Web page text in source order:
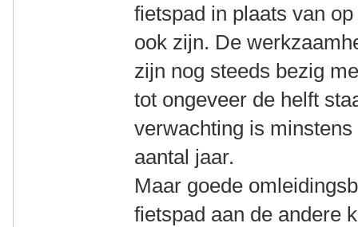
fietspad in plaats van
ook zijn. De
zijn nog steeds bezig
tot ongeveer de helft
verwachting is
aantal jaar.
Maar goede
fietspad aan de andere